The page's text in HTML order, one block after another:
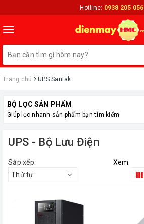
Hotline: 0938 205 056
Toggle
navigation
Trang chủ UPS Santak
BỘ LỌC SẢN PHẨM
Giúp lọc nhanh sản phẩm bạn tìm kiếm
UPS - Bộ Lưu Điện
Sắp xếp:
Thứ tự
Xem: